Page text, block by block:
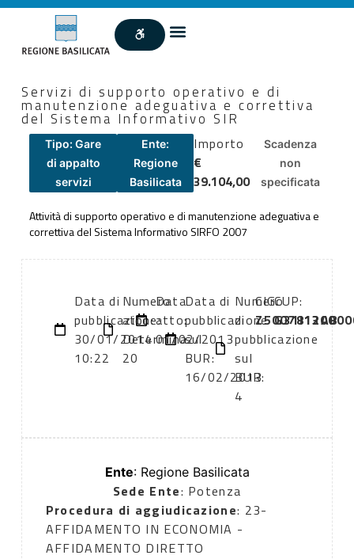
Servizi di supporto operativo e di
manutenzione adeguativa e correttiva
del Sistema Informativo SIR
Tipo: Gare
di appalto
servizi
Ente:
Regione
Basilicata
Importo
€
39.104,00
Scadenza
non
specificata
Attività di supporto operativo e di manutenzione adeguativa e
correttiva del Sistema Informativo SIRFO 2007
Data di
pubblicazione:
30/01/2014
10:22
Numero
atto:
Determina
20
Data
atto:
01/02/2013
Data di
pubblicazione
sul
BUR:
16/02/2013
Numero
di
pubblicazione
sul
BUR:
4
CIG:
Z5007812AB
CUP:
Ente: Regione Basilicata
Sede Ente: Potenza
Procedura di aggiudicazione: 23-
AFFIDAMENTO IN ECONOMIA -
AFFIDAMENTO DIRETTO